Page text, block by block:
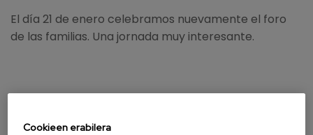
El día 21 de enero celebramos nuevamente el foro
de las familias. Una jornada muy interesante.
Cookieen erabilera